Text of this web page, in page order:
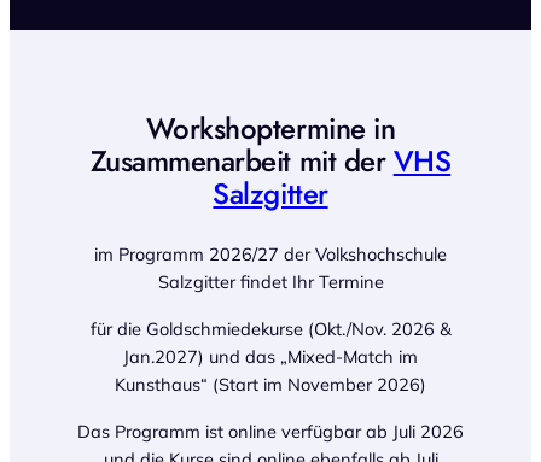
Workshoptermine in
Zusammenarbeit mit derVHS
Salzgitter
im Programm 2026/27 der Volkshochschule
Salzgitter findet Ihr Termine
für die Goldschmiedekurse (Okt./Nov. 2026 &
Jan.2027) und das „Mixed-Match im
Kunsthaus“ (Start im November 2026)
Das Programm ist online verfügbar ab Juli 2026